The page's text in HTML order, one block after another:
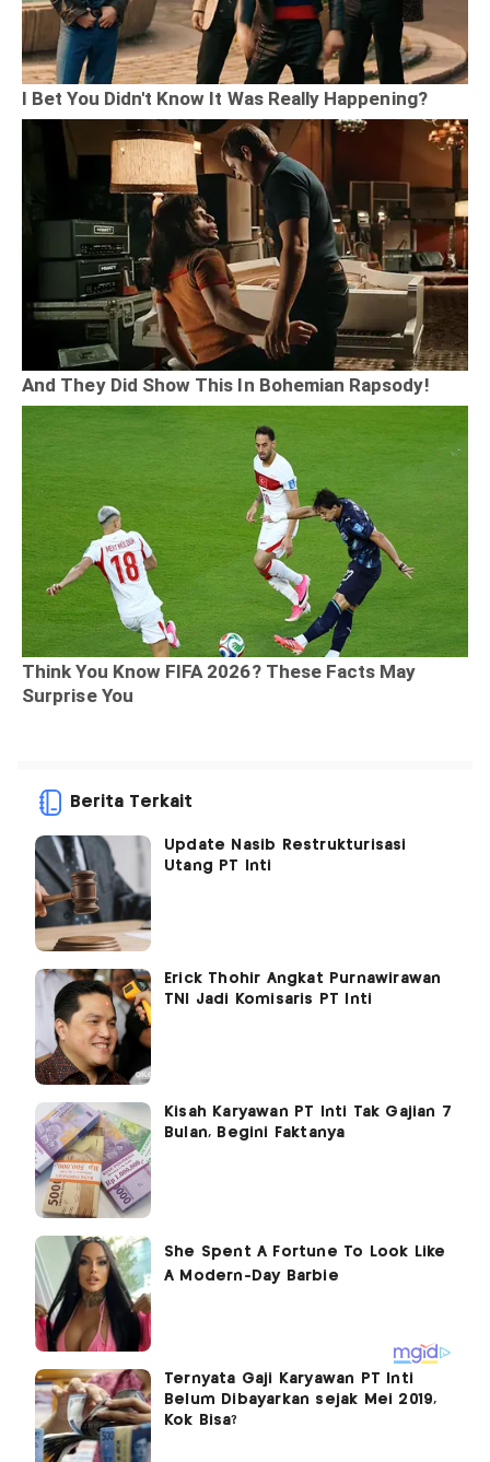
Berita Terkait
Update Nasib Restrukturisasi
Utang PT Inti
Erick Thohir Angkat Purnawirawan
TNI Jadi Komisaris PT Inti
Kisah Karyawan PT Inti Tak Gajian 7
Bulan, Begini Faktanya
Ternyata Gaji Karyawan PT Inti
Belum Dibayarkan sejak Mei 2019,
Kok Bisa?